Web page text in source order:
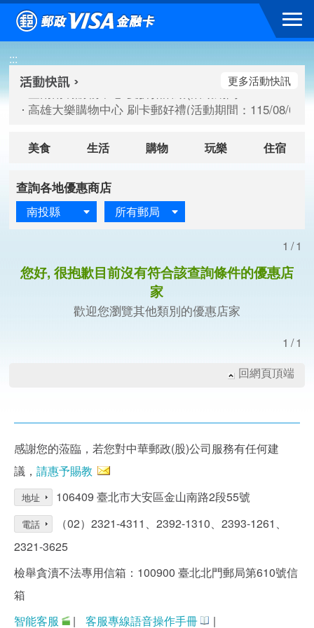
跳到主要內容區塊
:::
臺南南紡購物中心 夏折扣活動(活動期間：115/08/10-
新竹遠東巨城購物中心 2026巨城年中慶夏日BIG好刷(
臺南南紡購物中心 夏折扣活動(活動期間：115/08/10-
高雄大樂購物中心 刷卡郵好禮(活動期間：115/08/07-
更多活動快訊
美食 生活 購物 玩樂 住宿
查詢各地優惠商店
南投縣 所有郵局
1/1
您好, 很抱歉目前沒有符合該查詢條件的優惠店
家
歡迎您瀏覽其他類別的優惠店家
1/1
回網頁頂端
感謝您的蒞臨，若您對中華郵政(股)公司服務有任何建
議， 請惠予賜教
地址 106409 臺北市大安區金山南路2段55號
電話
（02）2321-4311、2392-1310、2393-1261、
2321-3625
檢舉貪瀆不法專用信箱：100900 臺北北門郵局第610號信
箱
智能客服
| 客服專線語音操作手冊 |